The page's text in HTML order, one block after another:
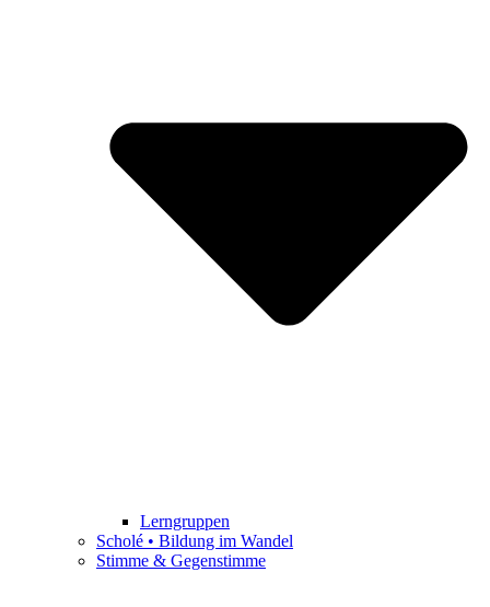
Lerngruppen
Scholé • Bildung im Wandel
Stimme & Gegenstimme